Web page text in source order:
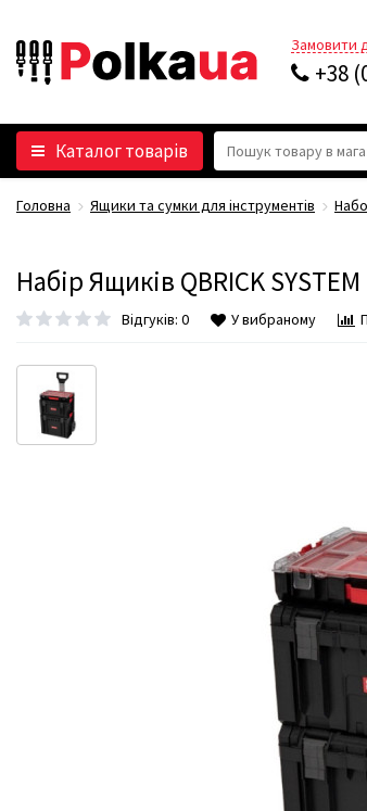
Замовити
+38
Каталог товарів
Головна Ящики та сумки для інструментів
Набір Ящиків QBRICK SYSTEM
Відгуків: 0 У вибраному